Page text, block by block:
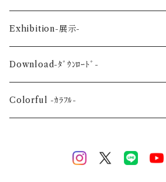
Flower-花-
Wedding-婚礼-
Event-祝祭-
Okinawa-沖縄-
A4
A3
A2
Exhibition-展示-
Download-ﾀﾞｳﾝﾛｰﾄﾞ-
Alphabet-文字-
Colorful -ｶﾗﾌﾙ-